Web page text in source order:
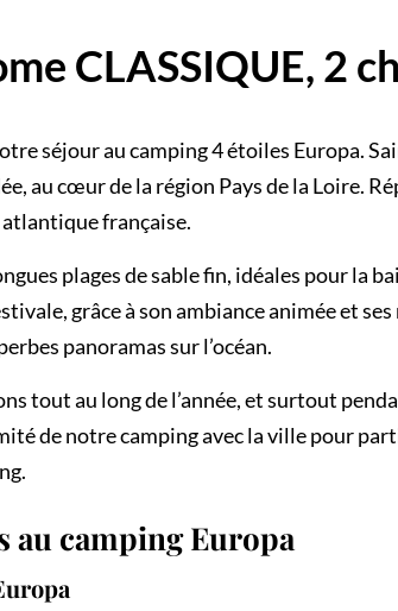
CLASSIQUE, 2
séjour au camping 4 étoiles Europa.
au cœur de la région Pays de la Loire.
française.
plages de sable fin, idéales pour la
grâce à son ambiance animée et
panoramas sur l’océan.
tout au long de l’année, et surtout
de notre camping avec la ville pour
au camping Europa